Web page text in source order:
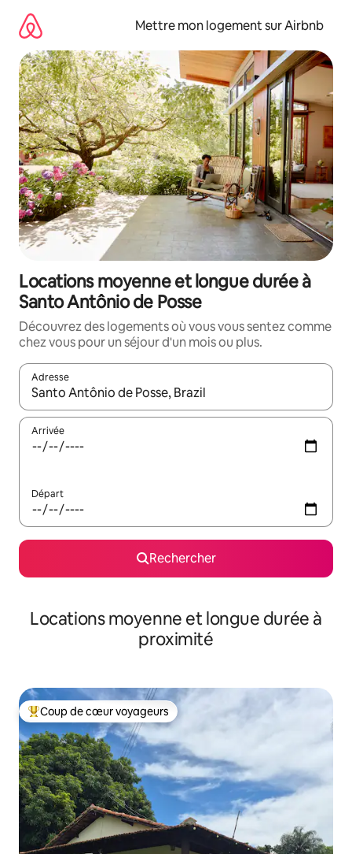
directement
contenu
Mettre mon logement sur Airbnb
Locations moyenne et longue durée à
Santo Antônio de Posse
Découvrez des logements où vous vous sentez comme
chez vous pour un séjour d'un mois ou plus.
Adresse
Lorsque les résultats s'affichent, utilisez les flèches vers le
Arrivée
Départ
Rechercher
Locations moyenne et longue durée à
proximité
Coups de cœur voyageurs les plus appréciés
Coup de cœur voyageurs